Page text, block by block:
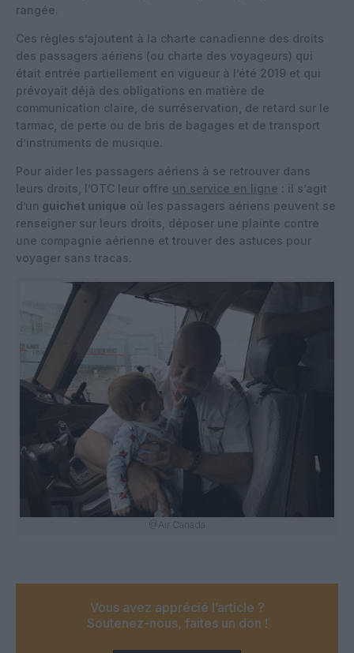
rangée.
Ces règles s’ajoutent à la charte canadienne des droits
des passagers aériens (ou charte des voyageurs) qui
était entrée partiellement en vigueur à l’été 2019 et qui
prévoyait déjà des obligations en matière de
communication claire, de surréservation, de retard sur le
tarmac, de perte ou de bris de bagages et de transport
d’instruments de musique.
Pour aider les passagers aériens à se retrouver dans
leurs droits, l’OTC leur offre un service en ligne : il s’agit
d’un guichet unique où les passagers aériens peuvent se
renseigner sur leurs droits, déposer une plainte contre
une compagnie aérienne et trouver des astuces pour
voyager sans tracas.
@Air Canada
Vous avez apprécié l’article ?
Soutenez-nous, faites un don !